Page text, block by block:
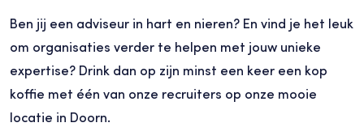
Ben jij een adviseur in hart en nieren? En vind je het leuk
om organisaties verder te helpen met jouw unieke
expertise? Drink dan op zijn minst een keer een kop
koffie met één van onze recruiters op onze mooie
locatie in Doorn.